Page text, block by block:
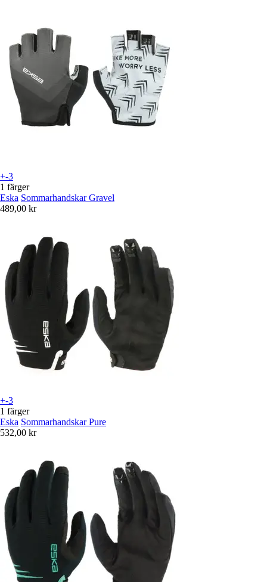
+-3
1 färger
Eska Sommarhandskar Gravel
489,00 kr
+-3
1 färger
Eska Sommarhandskar Pure
532,00 kr